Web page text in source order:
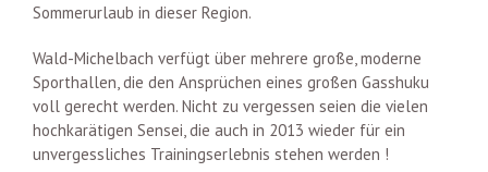
Sommerurlaub in dieser Region.
Wald-Michelbach verfügt über mehrere große, moderne
Sporthallen, die den Ansprüchen eines großen Gasshuku
voll gerecht werden. Nicht zu vergessen seien die vielen
hochkarätigen Sensei, die auch in 2013 wieder für ein
unvergessliches Trainingserlebnis stehen werden !